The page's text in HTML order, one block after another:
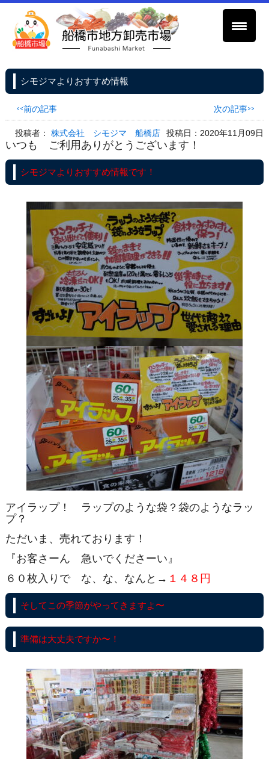
シモジマよりおすすめ情報
<<前の記事 次の記事>>
投稿者：株式会社 シモジマ 船橋店 投稿日：2020年11月09日
いつも ご利用ありがとうございます！
シモジマよりおすすめ情報です！
アイラップ！ ラップのような袋？袋のようなラッ
プ？
ただいま、売れております！
『お客さーん 急いでくださーい』
６０枚入りで な、な、なんと→ １４８円
そしてこの季節がやってきますよ〜
準備は大丈夫ですか〜！